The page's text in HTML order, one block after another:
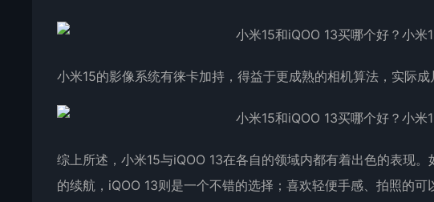
小米15的影像系统有徕卡加持，得益于更成熟的相机算法，实际成
综上所述，小米15与iQOO 13在各自的领域内都有着出色的表现
的续航，iQOO 13则是一个不错的选择；喜欢轻便手感、拍照的